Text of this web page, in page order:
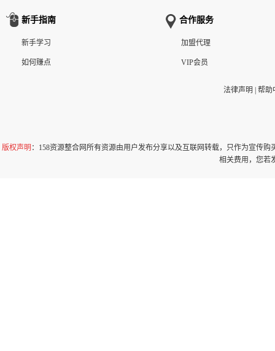
新手指南
新手学习
如何赚点
合作服务
加盟代理
VIP会员
法律声明 帮助
版权声明 ：158资源整合网所有资源由用户发布分享以及互联网转载，只作为宣传
相关费用，您若